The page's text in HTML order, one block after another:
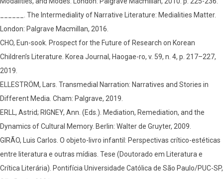
______. The Intermediality of Narrative Literature: Medialities Matter.
London: Palgrave Macmillan, 2016.
CHO, Eun-sook. Prospect for the Future of Research on Korean
Children’s Literature. Korea Journal, Haogae-ro, v. 59, n. 4, p. 217–227,
2019.
ELLESTRÖM, Lars. Transmedial Narration: Narratives and Stories in
Different Media. Cham: Palgrave, 2019.
ERLL, Astrid; RIGNEY, Ann. (Eds.). Mediation, Remediation, and the
Dynamics of Cultural Memory. Berlin: Walter de Gruyter, 2009.
GIRÃO, Luis Carlos. O objeto-livro infantil: Perspectivas crítico-estéticas
entre literatura e outras mídias. Tese (Doutorado em Literatura e
Crítica Literária). Pontifícia Universidade Católica de São Paulo/PUC-SP,